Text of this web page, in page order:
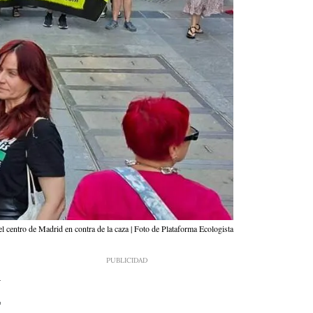
centro de Madrid en contra de la caza | Foto de Plataforma Ecologista